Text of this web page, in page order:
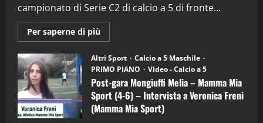
campionato di Serie C2 di calcio a 5 di fronte...
Per saperne di più
informazioni
Post-
gara
Mongiuffi
Melia
–
Mamma
Mia
Sport
Altri Sport
Calcio a 5 Maschile
PRIMO PIANO
Video - Calcio a 5
Post-gara Mongiuffi Melia – Mamma Mia
Sport (4-6) – Intervista a Veronica Freni
(Mamma Mia Sport)
2 28/04/2026
3
"SportEmpire" in Podcast
“SportEmpire” in Podcast: 28^ Puntata
(Martedi 21 Aprile 2026)
21/04/2026